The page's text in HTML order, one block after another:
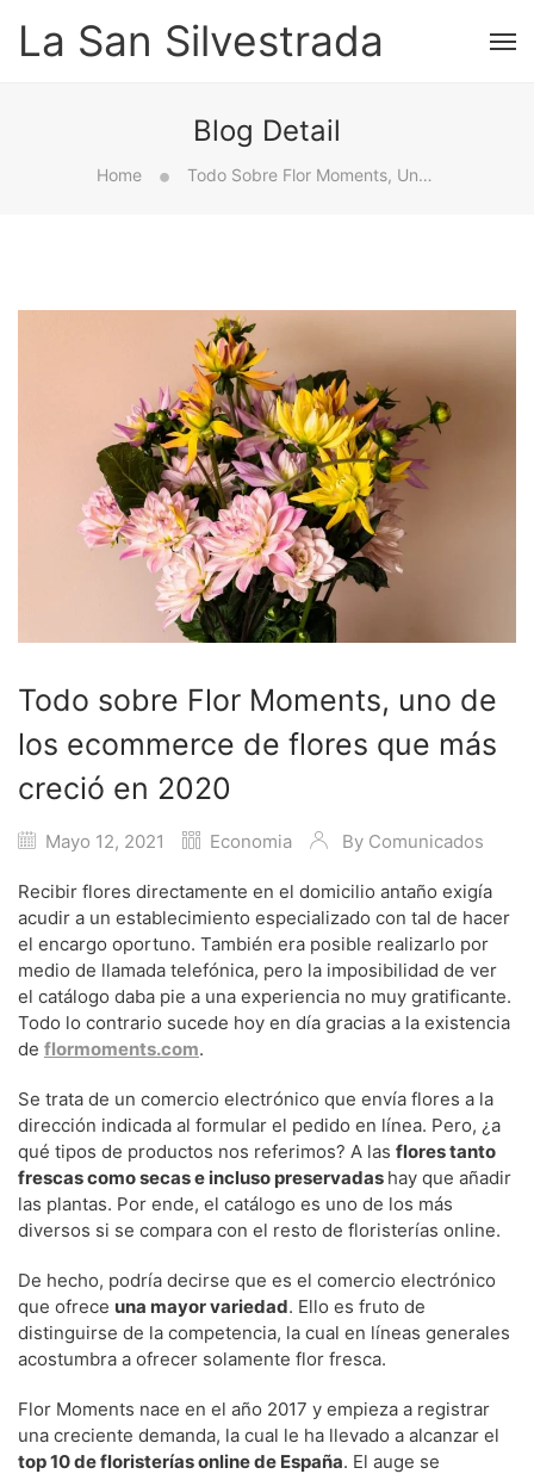
La San Silvestrada
Blog Detail
Home Todo Sobre Flor Moments, Uno De Los Ecommerce De Flores Que Más Creció En 2020
Todo sobre Flor Moments, uno de
los ecommerce de flores que más
creció en 2020
Mayo 12, 2021 Economia By Comunicados
Recibir flores directamente en el domicilio antaño exigía
acudir a un establecimiento especializado con tal de hacer
el encargo oportuno. También era posible realizarlo por
medio de llamada telefónica, pero la imposibilidad de ver
el catálogo daba pie a una experiencia no muy gratificante.
Todo lo contrario sucede hoy en día gracias a la existencia
de flormoments.com.
Se trata de un comercio electrónico que envía flores a la
dirección indicada al formular el pedido en línea. Pero, ¿a
qué tipos de productos nos referimos? A las flores tanto
frescas como secas e incluso preservadas hay que añadir
las plantas. Por ende, el catálogo es uno de los más
diversos si se compara con el resto de floristerías online.
De hecho, podría decirse que es el comercio electrónico
que ofrece una mayor variedad. Ello es fruto de
distinguirse de la competencia, la cual en líneas generales
acostumbra a ofrecer solamente flor fresca.
Flor Moments nace en el año 2017 y empieza a registrar
una creciente demanda, la cual le ha llevado a alcanzar el
top 10 de floristerías online de España. El auge se